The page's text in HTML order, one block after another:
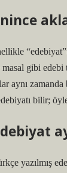
gibi
aynı zamanda
bilir;
yazılmış